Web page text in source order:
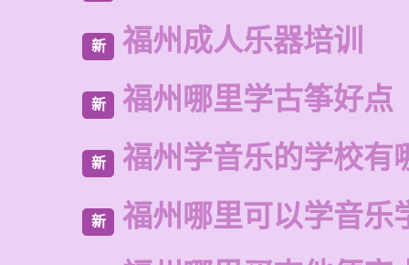
新 福州成人乐器培训
新 福州哪里学古筝好点
新 福州学音乐的学校有
新 福州哪里可以学音乐